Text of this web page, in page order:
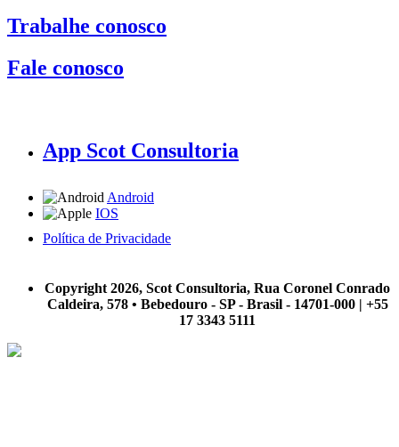
Trabalhe conosco
Fale conosco
App Scot Consultoria
Android
IOS
Política de Privacidade
Copyright 2026, Scot Consultoria, Rua Coronel Conrado
Caldeira, 578 • Bebedouro - SP - Brasil - 14701-000 | +55
17 3343 5111